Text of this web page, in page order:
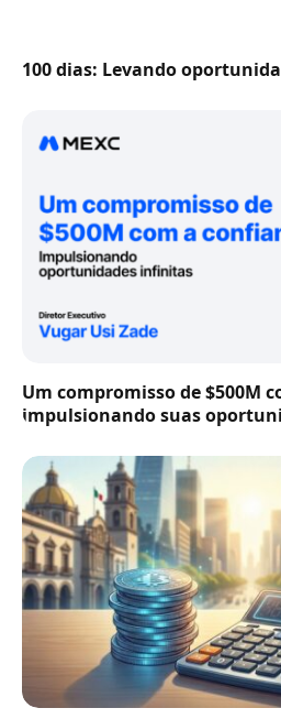
100 dias: Levando
Um compromisso de $500M
impulsionando suas